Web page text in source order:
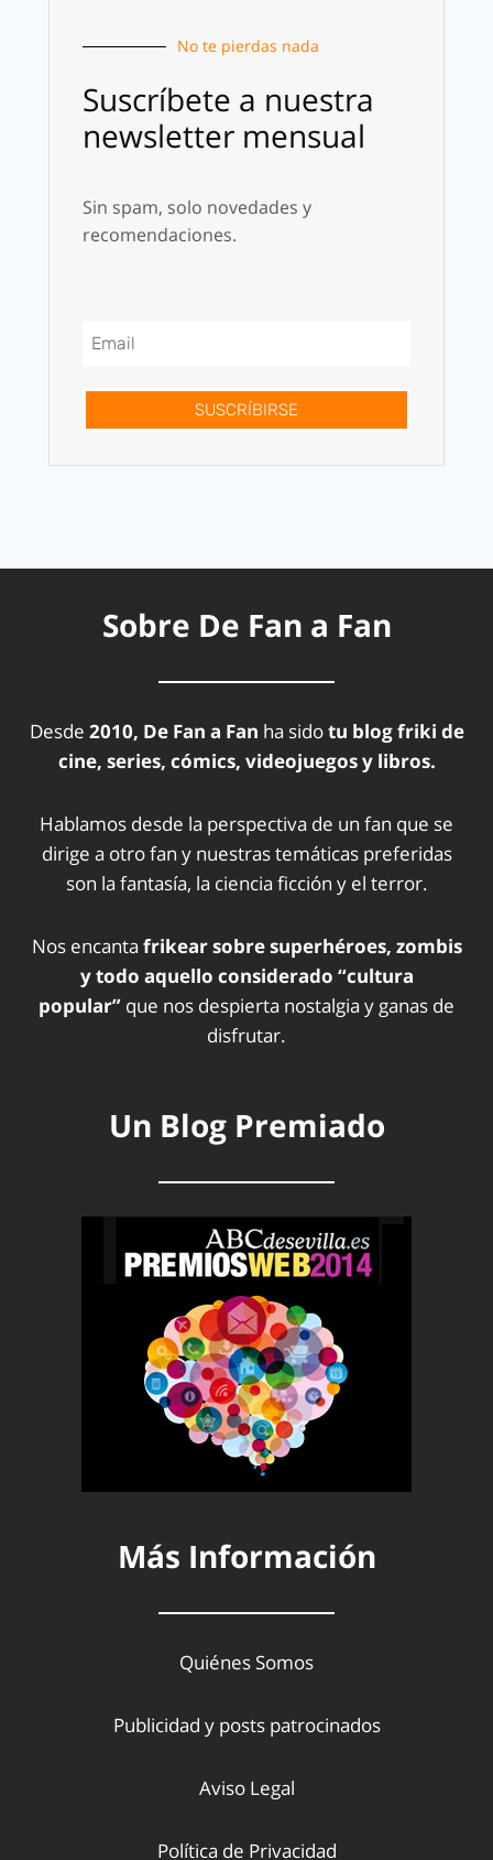
No te pierdas nada
Suscríbete a nuestra
newsletter mensual
Sin spam, solo novedades y
recomendaciones.
SUSCRÍBIRSE
Sobre De Fan a Fan
Desde 2010, De Fan a Fan ha sidotu blog friki de
cine, series, cómics, videojuegos y libros.
Hablamos desde la perspectiva de un fan que se
dirige a otro fan y nuestras temáticas preferidas
son la fantasía, la ciencia ficción y el terror.
Nos encanta frikear sobre superhéroes, zombis
y todo aquello considerado “cultura
popular” que nos despierta nostalgia y ganas de
disfrutar.
Un Blog Premiado
Más Información
Quiénes Somos
Publicidad y posts patrocinados
Aviso Legal
Política de Privacidad